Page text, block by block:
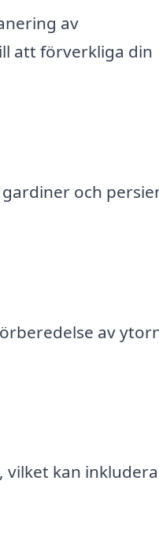
av
att förverkliga din
och
av
vilket kan